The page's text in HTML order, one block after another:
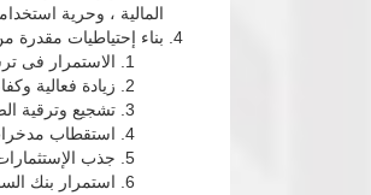
المالية ، وحرية
بناء إحتياطيات مقدرة
الاستمرار فى
زيادة فعالية
تشجيع وترقية
استقطاب مدخرات
جذب
استمرار بنك